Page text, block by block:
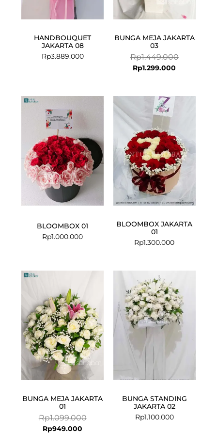
HANDBOUQUET
JAKARTA 08
Rp3.889.000
BUNGA MEJA JAKARTA
03
Rp1.449.000
Rp1.299.000
BLOOMBOX 01
Rp1.000.000
BLOOMBOX JAKARTA
01
Rp1.300.000
BUNGA MEJA JAKARTA
01
Rp1.099.000
Rp1.099.000.
Rp949.000
Rp949.000.
BUNGA STANDING
JAKARTA 02
Rp1.100.000